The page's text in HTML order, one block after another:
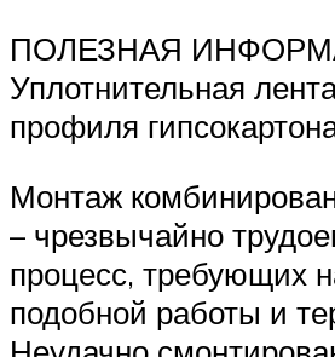
ПОЛЕЗНАЯ
Уплотнительная
профиля
Монтаж
– чрезвычайно
процесс, требующих
подобной работы и